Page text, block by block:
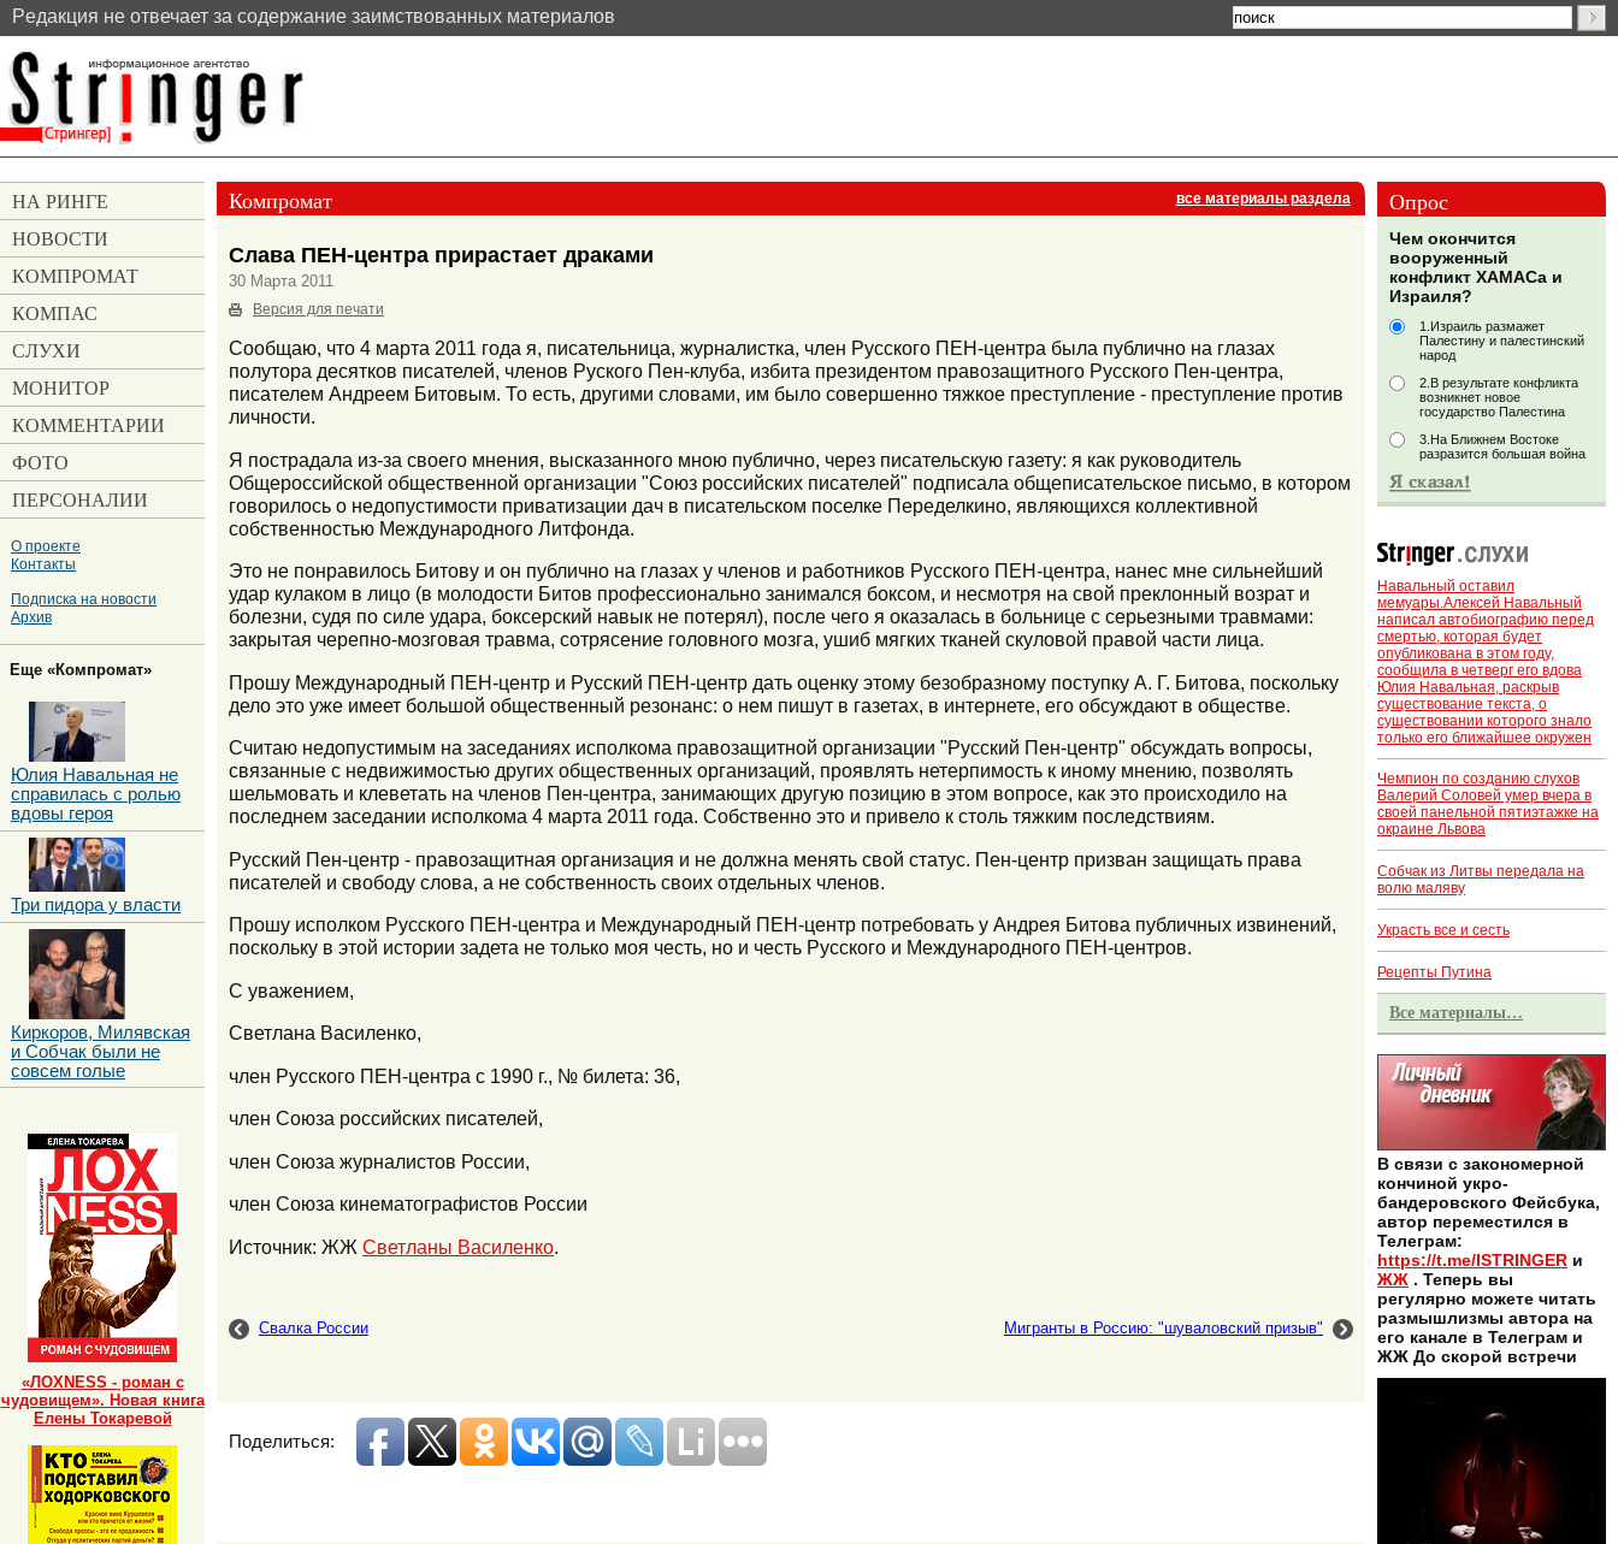
Pедакция не отвечает за содержание заимствованных материалов
Компромат все материалы раздела
Слава ПЕН-центра прирастает драками
30 Марта 2011
Версия для печати
Сообщаю, что 4 марта 2011 года я, писательница, журналистка, член Русского ПЕН-центра была публично на глазах
полутора десятков писателей, членов Руского Пен-клуба, избита президентом правозащитного Русского Пен-центра,
писателем Андреем Битовым. То есть, другими словами, им было совершенно тяжкое преступление - преступление против
личности.
Я пострадала из-за своего мнения, высказанного мною публично, через писательскую газету: я как руководитель
Общероссийской общественной организации "Союз российских писателей" подписала общеписательское письмо, в котором
говорилось о недопустимости приватизации дач в писательском поселке Переделкино, являющихся коллективной
собственностью Международного Литфонда.
Это не понравилось Битову и он публично на глазах у членов и работников Русского ПЕН-центра, нанес мне сильнейший
удар кулаком в лицо (в молодости Битов профессионально занимался боксом, и несмотря на свой преклонный возрат и
болезни, судя по силе удара, боксерский навык не потерял), после чего я оказалась в больнице с серьезными травмами:
закрытая черепно-мозговая травма, сотрясение головного мозга, ушиб мягких тканей скуловой правой части лица.
Прошу Международный ПЕН-центр и Русский ПЕН-центр дать оценку этому безобразному поступку А. Г. Битова, поскольку
дело это уже имеет большой общественный резонанс: о нем пишут в газетах, в интернете, его обсуждают в обществе.
Считаю недопустимым на заседаниях исполкома правозащитной организации "Русский Пен-центр" обсуждать вопросы,
связанные с недвижимостью других общественных организаций, проявлять нетерпимость к иному мнению, позволять
шельмовать и клеветать на членов Пен-центра, занимающих другую позицию в этом вопросе, как это происходило на
последнем заседании исполкома 4 марта 2011 года. Собственно это и привело к столь тяжким последствиям.
Русский Пен-центр - правозащитная организация и не должна менять свой статус. Пен-центр призван защищать права
писателей и свободу слова, а не собственность своих отдельных членов.
Прошу исполком Русского ПЕН-центра и Международный ПЕН-центр потребовать у Андрея Битова публичных извинений,
поскольку в этой истории задета не только моя честь, но и честь Русского и Международного ПЕН-центров.
С уважением,
Светлана Василенко,
член Русского ПЕН-центра с 1990 г., № билета: 36,
член Союза российских писателей,
член Союза журналистов России,
член Союза кинематографистов России
Источник: ЖЖ Светланы Василенко
Свалка России Мигранты в Россию: "шуваловский призыв"
Поделиться:
Опрос
Чем окончится
вооруженный
конфликт ХАМАСа и
Израиля?
1.Израиль размажет
Палестину и палестинский
народ
2.В результате конфликта
возникнет новое
государство Палестина
3.На Ближнем Востоке
разразится большая война
Навальный оставил
мемуары.Алексей Навальный
написал автобиографию перед
смертью, которая будет
опубликована в этом году,
сообщила в четверг его вдова
Юлия Навальная, раскрыв
существование текста, о
существовании которого знало
только его ближайшее окружен
Чемпион по созданию слухов
Валерий Соловей умер вчера в
своей панельной пятиэтажке на
окраине Львова
Собчак из Литвы передала на
волю маляву
Украсть все и сесть
Рецепты Путина
Все материалы…
В связи с закономерной
кончиной укро-
бандеровского Фейсбука,
автор переместился в
Телеграм:
https://t.me/ISTRINGER и
ЖЖ . Теперь вы
регулярно можете читать
размышлизмы автора на
его канале в Телеграм и
ЖЖ До скорой встречи
НА РИНГЕ
НОВОСТИ
КОМПРОМАТ
КОМПАС
СЛУХИ
МОНИТОР
КОММЕНТАРИИ
ФОТО
ПЕРСОНАЛИИ
О проекте
Контакты
Подписка на новости
Архив
Еще «Компромат»
Юлия Навальная не
справилась с ролью
вдовы героя
Три пидора у власти
Киркоров, Милявская
и Собчак были не
совсем голые
«ЛОХNESS - роман с
чудовищем». Новая книга
Елены Токаревой